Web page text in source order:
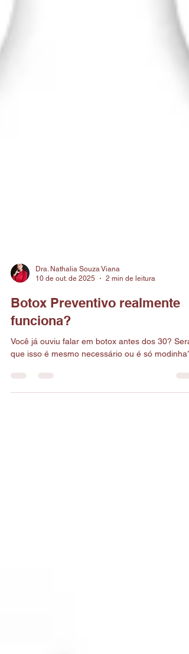
10 de out. de 2025
2 min de leitura
Botox Preventivo realmente
funciona?
que isso é mesmo necessário ou é só modinha?